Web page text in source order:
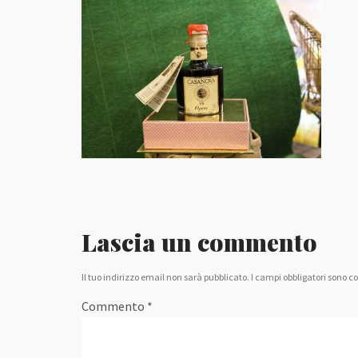
Lascia un commento
Il tuo indirizzo email non sarà pubblicato. I campi obbligatori sono
Commento *